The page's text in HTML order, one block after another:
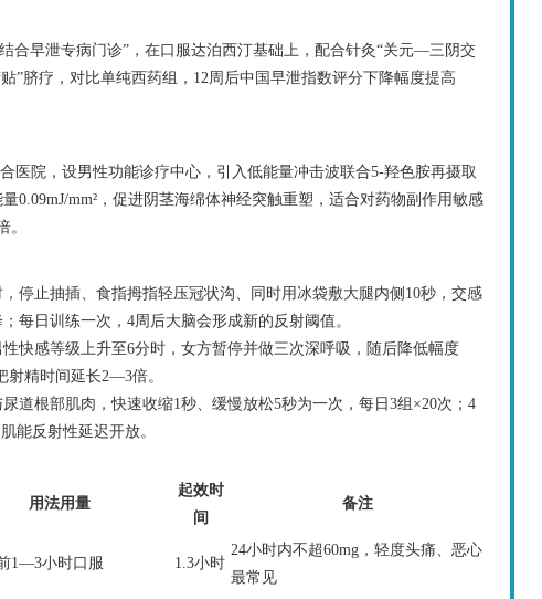
合早泄专病门诊”，在口服达泊西汀基础上，配合针灸“关元—三阴交
”脐疗，对比单纯西药组，12周后中国早泄指数评分下降幅度提高
医院，设男性功能诊疗中心，引入低能量冲击波联合5-羟色胺再摄取
0.09mJ/mm²，促进阴茎海绵体神经突触重塑，适合对药物副作用敏感
。
停止抽插、食指拇指轻压冠状沟、同时用冰袋敷大腿内侧10秒，交感
每日训练一次，4周后大脑会形成新的反射阈值。
性快感等级上升至6分时，女方暂停并做三次深呼吸，随后降低幅度
射精时间延长2—3倍。
尿道根部肌肉，快速收缩1秒、缓慢放松5秒为一次，每日3组×20次；4
能反射性延迟开放。
用法用量
起效时
间
备注
1—3小时口服 1.3小时
24小时内不超60mg，轻度头痛、恶心
最常见